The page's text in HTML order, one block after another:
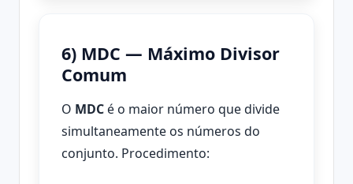
6) MDC — Máximo Divisor
Comum
O MDC é o maior número que divide
simultaneamente os números do
conjunto. Procedimento: